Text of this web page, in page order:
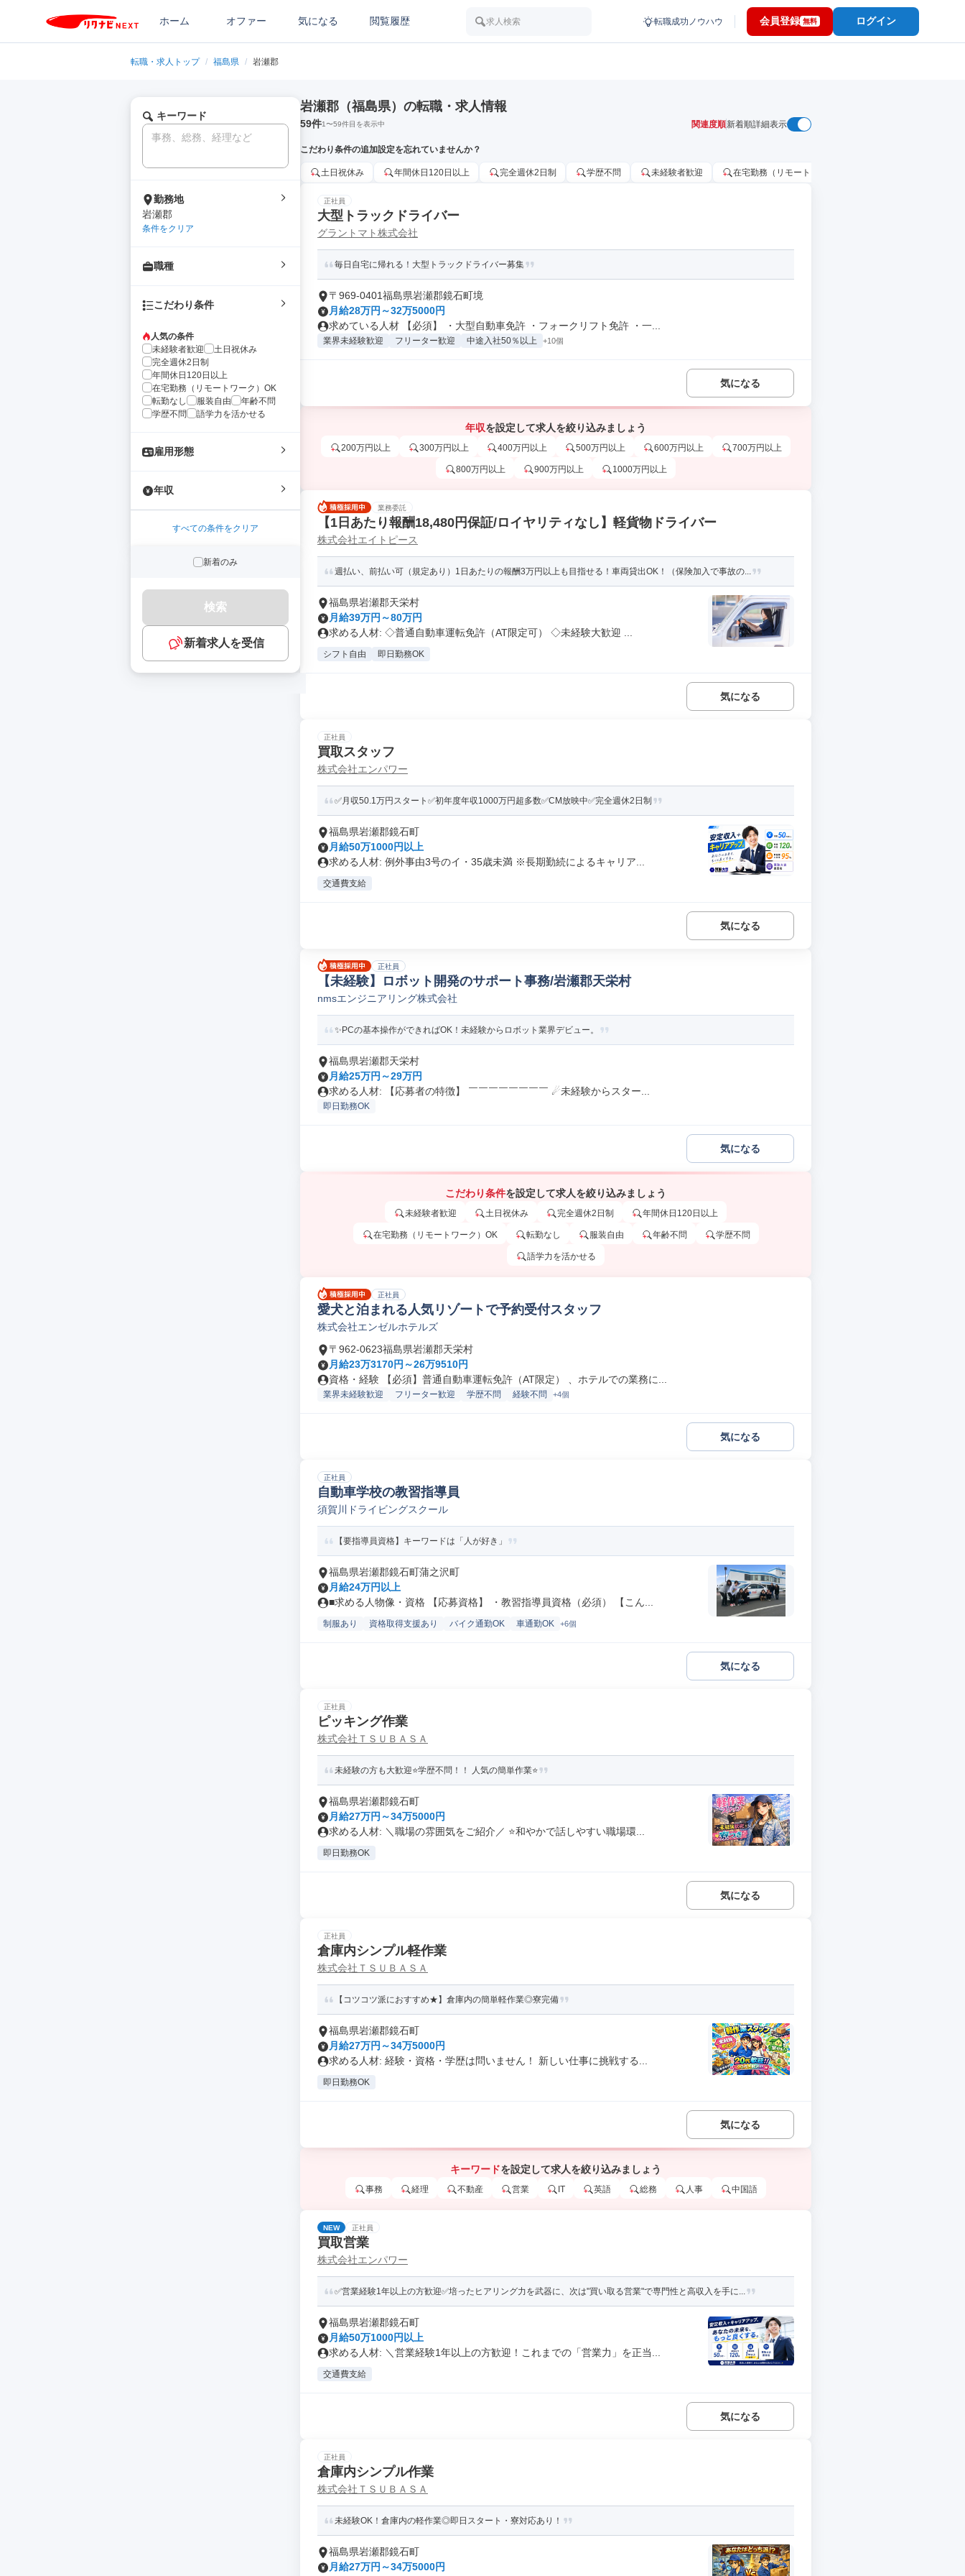
ホーム オファー 気になる 閲覧履歴 求人検索 転職成功ノウハウ 会員登録 無料 ログイン
転職・求人トップ / 福島県 / 岩瀬郡
キーワード
勤務地
岩瀬郡
条件をクリア
職種
こだわり条件
人気の条件
未経験者歓迎
土日祝休み
完全週休2日制
年間休日120日以上
在宅勤務（リモートワーク）OK
転勤なし
服装自由
年齢不問
学歴不問
語学力を活かせる
雇用形態
年収
すべての条件をクリア
新着のみ
検索
新着求人を受信
岩瀬郡（福島県）の転職・求人情報
59件1〜59件目を表示中 関連度順新着順詳細表示
こだわり条件の追加設定を忘れていませんか？
土日祝休み 年間休日120日以上 完全週休2日制 学歴不問 未経験者歓迎 在宅勤務（リモートワーク）OK
正社員
大型トラックドライバー
グラントマト株式会社
毎日自宅に帰れる！大型トラックドライバー募集
〒969-0401福島県岩瀬郡鏡石町境
月給28万円～32万5000円
求めている人材 【必須】 ・大型自動車免許 ・フォークリフト免許 ・一...
業界未経験歓迎 フリーター歓迎 中途入社50％以上 +10個
気になる
年収を設定して求人を絞り込みましょう
200万円以上 300万円以上 400万円以上 500万円以上 600万円以上 700万円以上
800万円以上 900万円以上 1000万円以上
業務委託
【1日あたり報酬18,480円保証/ロイヤリティなし】軽貨物ドライバー
株式会社エイトピース
週払い、前払い可（規定あり）1日あたりの報酬3万円以上も目指せる！車両貸出OK！（保険加入で事故の...
福島県岩瀬郡天栄村
月給39万円～80万円
求める人材: ◇普通自動車運転免許（AT限定可） ◇未経験大歓迎 ...
シフト自由 即日勤務OK
気になる
正社員
買取スタッフ
株式会社エンパワー
✅月収50.1万円スタート✅初年度年収1000万円超多数✅CM放映中✅完全週休2日制
福島県岩瀬郡鏡石町
月給50万1000円以上
求める人材: 例外事由3号のイ・35歳未満 ※長期勤続によるキャリア...
交通費支給
気になる
正社員
【未経験】ロボット開発のサポート事務/岩瀬郡天栄村
nmsエンジニアリング株式会社
✨PCの基本操作ができればOK！未経験からロボット業界デビュー。
福島県岩瀬郡天栄村
月給25万円～29万円
求める人材: 【応募者の特徴】 ￣￣￣￣￣￣￣￣ ☄未経験からスター...
即日勤務OK
気になる
こだわり条件を設定して求人を絞り込みましょう
未経験者歓迎 土日祝休み 完全週休2日制 年間休日120日以上
在宅勤務（リモートワーク）OK 転勤なし 服装自由 年齢不問 学歴不問
語学力を活かせる
正社員
愛犬と泊まれる人気リゾートで予約受付スタッフ
株式会社エンゼルホテルズ
〒962-0623福島県岩瀬郡天栄村
月給23万3170円～26万9510円
資格・経験 【必須】普通自動車運転免許（AT限定） 、ホテルでの業務に...
業界未経験歓迎 フリーター歓迎 学歴不問 経験不問 +4個
気になる
正社員
自動車学校の教習指導員
須賀川ドライビングスクール
【要指導員資格】キーワードは「人が好き」
福島県岩瀬郡鏡石町蒲之沢町
月給24万円以上
■求める人物像・資格 【応募資格】 ・教習指導員資格（必須） 【こん...
制服あり 資格取得支援あり バイク通勤OK 車通勤OK +6個
気になる
正社員
ピッキング作業
株式会社ＴＳＵＢＡＳＡ
未経験の方も大歓迎⭐️学歴不問！！ 人気の簡単作業⭐️
福島県岩瀬郡鏡石町
月給27万円～34万5000円
求める人材: ＼職場の雰囲気をご紹介／ ⭐和やかで話しやすい職場環...
即日勤務OK
気になる
正社員
倉庫内シンプル軽作業
株式会社ＴＳＵＢＡＳＡ
【コツコツ派におすすめ★】倉庫内の簡単軽作業◎寮完備
福島県岩瀬郡鏡石町
月給27万円～34万5000円
求める人材: 経験・資格・学歴は問いません！ 新しい仕事に挑戦する...
即日勤務OK
気になる
キーワードを設定して求人を絞り込みましょう
事務 経理 不動産 営業 IT 英語 総務 人事 中国語
NEW 正社員
買取営業
株式会社エンパワー
✅営業経験1年以上の方歓迎✅培ったヒアリング力を武器に、次は"買い取る営業"で専門性と高収入を手に...
福島県岩瀬郡鏡石町
月給50万1000円以上
求める人材: ＼営業経験1年以上の方歓迎！これまでの「営業力」を正当...
交通費支給
気になる
正社員
倉庫内シンプル作業
株式会社ＴＳＵＢＡＳＡ
未経験OK！倉庫内の軽作業◎即日スタート・寮対応あり！
福島県岩瀬郡鏡石町
月給27万円～34万5000円